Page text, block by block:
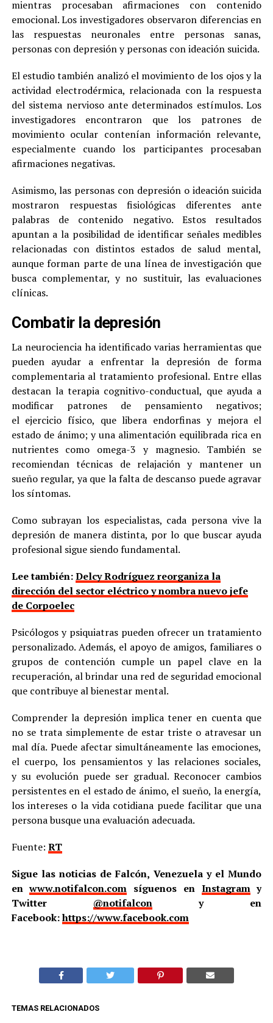
mientras procesaban afirmaciones con contenido
emocional. Los investigadores observaron diferencias en
las respuestas neuronales entre personas sanas,
personas con depresión y personas con ideación suicida.
El estudio también analizó el movimiento de los ojos y la
actividad electrodérmica, relacionada con la respuesta
del sistema nervioso ante determinados estímulos. Los
investigadores encontraron que los patrones de
movimiento ocular contenían información relevante,
especialmente cuando los participantes procesaban
afirmaciones negativas.
Asimismo, las personas con depresión o ideación suicida
mostraron respuestas fisiológicas diferentes ante
palabras de contenido negativo. Estos resultados
apuntan a la posibilidad de identificar señales medibles
relacionadas con distintos estados de salud mental,
aunque forman parte de una línea de investigación que
busca complementar, y no sustituir, las evaluaciones
clínicas.
Combatir la depresión
La neurociencia ha identificado varias herramientas que
pueden ayudar a enfrentar la depresión de forma
complementaria al tratamiento profesional. Entre ellas
destacan la terapia cognitivo-conductual, que ayuda a
modificar patrones de pensamiento negativos;
el ejercicio físico, que libera endorfinas y mejora el
estado de ánimo; y una alimentación equilibrada rica en
nutrientes como omega-3 y magnesio. También se
recomiendan técnicas de relajación y mantener un
sueño regular, ya que la falta de descanso puede agravar
los síntomas.
Como subrayan los especialistas, cada persona vive la
depresión de manera distinta, por lo que buscar ayuda
profesional sigue siendo fundamental.
Lee también:Delcy Rodríguez reorganiza la
dirección del sector eléctrico y nombra nuevo jefe
de Corpoelec
Psicólogos y psiquiatras pueden ofrecer un tratamiento
personalizado. Además, el apoyo de amigos, familiares o
grupos de contención cumple un papel clave en la
recuperación, al brindar una red de seguridad emocional
que contribuye al bienestar mental.
Comprender la depresión implica tener en cuenta que
no se trata simplemente de estar triste o atravesar un
mal día. Puede afectar simultáneamente las emociones,
el cuerpo, los pensamientos y las relaciones sociales,
y su evolución puede ser gradual. Reconocer cambios
persistentes en el estado de ánimo, el sueño, la energía,
los intereses o la vida cotidiana puede facilitar que una
persona busque una evaluación adecuada.
Fuente: RT
Sigue las noticias de Falcón, Venezuela y el Mundo
enwww.notifalcon.com síguenos en Instagramy
Twitter @notifalcony en
Facebook:https://www.facebook.com
TEMAS RELACIONADOS